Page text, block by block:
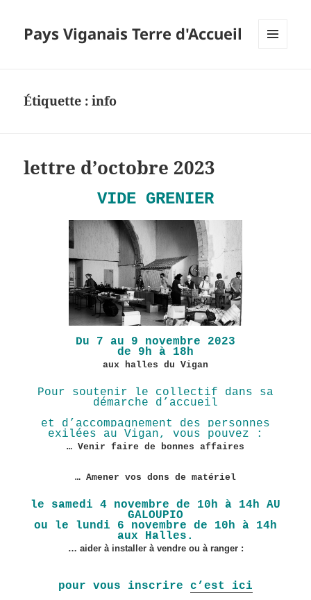
Pays Viganais Terre d'Accueil
Étiquette :info
lettre d’octobre 2023
VIDE GRENIER
Du 7 au 9 novembre 2023
de 9h à 18h
aux halles du Vigan
Pour soutenir le collectif dans sa
démarche d’accueil
et d’accompagnement des personnes
exilées au Vigan, vous pouvez :
… Venir faire de bonnes affaires
… Amener vos dons de matériel
le samedi 4 novembre de 10h à 14h AU
GALOUPIO
ou le lundi 6 novembre de 10h à 14h
aux Halles.
… aider à installer à vendre ou à ranger :
pour vous inscrire c’est ici